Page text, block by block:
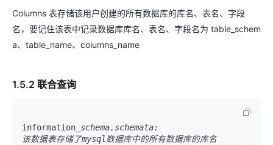
Columns 表存储该用户创建的所有数据库的库名、表名、字段
名，要记住该表中记录数据库库名、表名、字段名为 table_schem
a、table_name、columns_name
1.5.2 联合查询
information _schema.schemata:
该数据表存储了mysql数据库中的所有数据库的库名